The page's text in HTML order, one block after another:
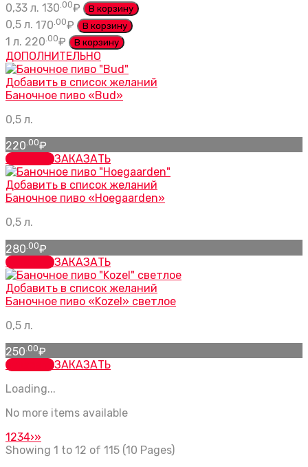
0,33 л. 130.00₽ В корзину
0,5 л. 170 .00₽ В корзину
1 л. 220 .00₽ В корзину
ДОПОЛНИТЕЛЬНО
Добавить в список желаний
Баночное пиво «Bud»
0,5 л.
220.00₽
заказатьЗАКАЗАТЬ
Добавить в список желаний
Баночное пиво «Hoegaarden»
0,5 л.
280 .00₽
заказатьЗАКАЗАТЬ
Добавить в список желаний
Баночное пиво «Kozel» светлое
0,5 л.
250 .00₽
заказатьЗАКАЗАТЬ
Loading...
No more items available
1234›»
Showing 1 to 12 of 115 (10 Pages)